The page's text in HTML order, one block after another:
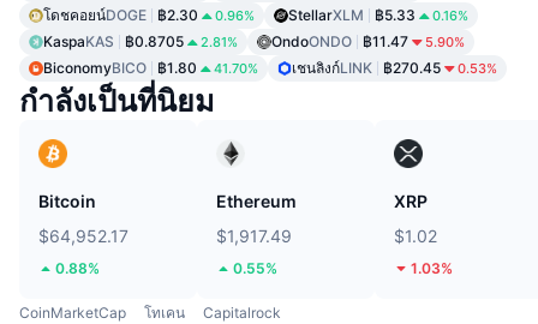
โดชคอยน์DOGE ฿2.30 0.96% StellarXLM ฿5.33 0.16%
KaspaKAS ฿0.8705 2.81% OndoONDO ฿11.47 5.90%
BiconomyBICO ฿1.80 41.70% เชนลิงก์LINK ฿270.45 0.53%
กำลังเป็นที่นิยม
Bitcoin
$64,952.17
0.88%
Ethereum
$1,917.49
0.55%
XRP
$1.02
1.03%
CoinMarketCap โทเคน Capitalrock